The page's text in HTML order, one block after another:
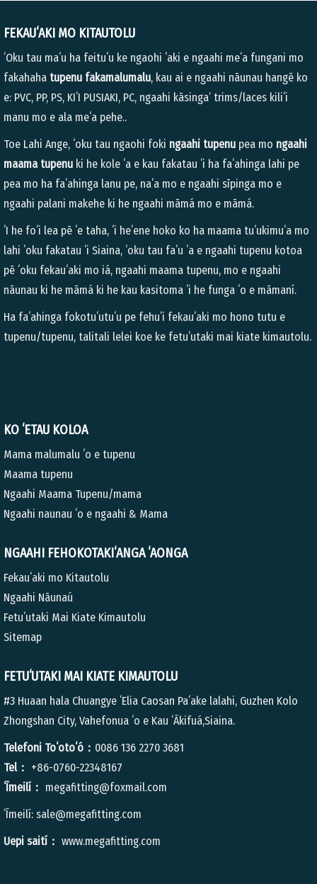
FEKAUʻAKI MO KITAUTOLU
ʻOku tau maʻu ha feituʻu ke ngaohi ʻaki e ngaahi meʻa fungani mo
fakahaha tupenu fakamalumalu, kau ai e ngaahi nāunau hangē ko
e: PVC, PP, PS, KIʻI PUSIAKI, PC, ngaahi kāsinga’ trims/laces kiliʻi
manu mo e ala meʻa pehe..
Toe Lahi Ange, ʻoku tau ngaohi foki ngaahi tupenu pea mo ngaahi
maama tupenu ki he kole ʻa e kau fakatau ʻi ha faʻahinga lahi pe
pea mo ha faʻahinga lanu pe, naʻa mo e ngaahi sīpinga mo e
ngaahi palani makehe ki he ngaahi māmá mo e māmá.
ʻI he foʻi lea pē ʻe taha, ʻi heʻene hoko ko ha maama tuʻukimuʻa mo
lahi ʻoku fakatau ʻi Siaina, ʻoku tau faʻu ʻa e ngaahi tupenu kotoa
pē ʻoku fekauʻaki mo iá, ngaahi maama tupenu, mo e ngaahi
nāunau ki he māmá ki he kau kasitoma ʻi he funga ʻo e māmaní.
Ha faʻahinga fokotuʻutuʻu pe fehuʻi fekauʻaki mo hono tutu e
tupenu/tupenu, talitali lelei koe ke fetuʻutaki mai kiate kimautolu.
KO ʻETAU KOLOA
Mama malumalu ʻo e tupenu
Maama tupenu
Ngaahi Maama Tupenu/mama
Ngaahi naunau ʻo e ngaahi & Mama
NGAAHI FEHOKOTAKIʻANGA ʻAONGA
Fekauʻaki mo Kitautolu
Ngaahi Nāunaú
Fetuʻutaki Mai Kiate Kimautolu
Sitemap
FETUʻUTAKI MAI KIATE KIMAUTOLU
#3 Huaan hala Chuangye ʻElia Caosan Paʻake lalahi, Guzhen Kolo
Zhongshan City, Vahefonua ʻo e Kau ʻĀkifuá,Siaina.
Telefoni Toʻotoʻó： 0086 136 2270 3681
Tel： +86-0760-22348167
ʻĪmeilí： megafitting@foxmail.com
ʻĪmeilí: sale@megafitting.com
Uepi saití： www.megafitting.com